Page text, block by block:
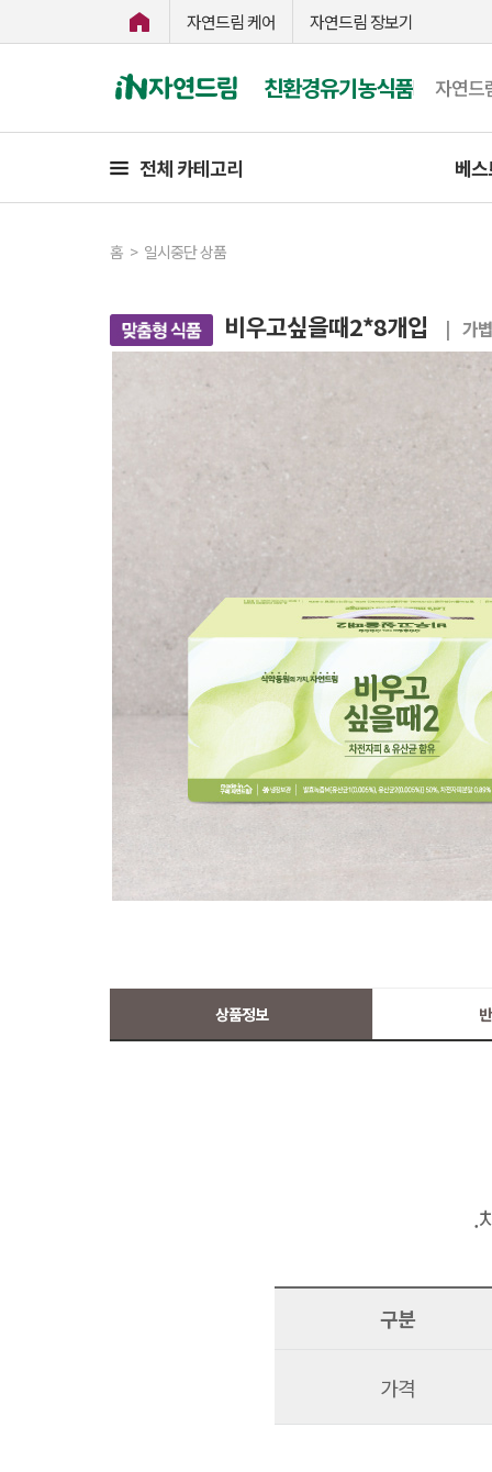
자연드림 케어 자연드림 장보기
친환경유기농식품 자연드
전체 카테고리 베
홈 > 일시중단 상품
비우고싶을때2*8개입 | 가
상품정보
.
구분
가격